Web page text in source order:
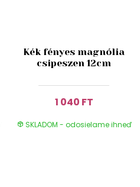
Kék fényes magnólia
csipeszen 12cm
1 040 FT
SKLADOM - odosielame ihneď